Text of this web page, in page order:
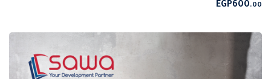
EGP600.00